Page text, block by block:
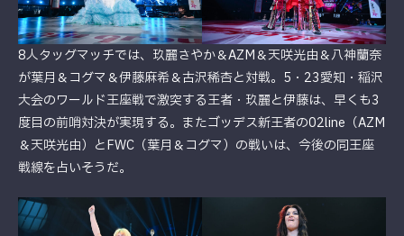
8人タッグマッチでは、玖麗さやか＆AZM＆天咲光由＆八神蘭奈
が葉月＆コグマ＆伊藤麻希＆古沢稀杏と対戦。5・23愛知・稲沢
大会のワールド王座戦で激突する王者・玖麗と伊藤は、早くも3
度目の前哨対決が実現する。またゴッデス新王者の02line（AZM
＆天咲光由）とFWC（葉月＆コグマ）の戦いは、今後の同王座
戦線を占いそうだ。